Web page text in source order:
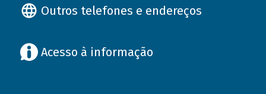
Outros telefones e endereços
Acesso à informação